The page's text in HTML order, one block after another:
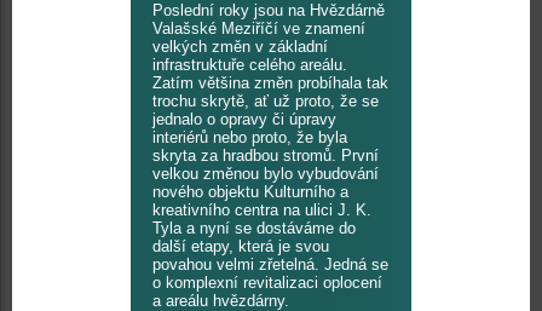
Poslední roky jsou na Hvězdárně
Valašské Meziříčí ve znamení
velkých změn v základní
infrastruktuře celého areálu.
Zatím většina změn probíhala tak
trochu skrytě, ať už proto, že se
jednalo o opravy či úpravy
interiérů nebo proto, že byla
skryta za hradbou stromů. První
velkou změnou bylo vybudování
nového objektu Kulturního a
kreativního centra na ulici J. K.
Tyla a nyní se dostáváme do
další etapy, která je svou
povahou velmi zřetelná. Jedná se
o komplexní revitalizaci oplocení
a areálu hvězdárny.